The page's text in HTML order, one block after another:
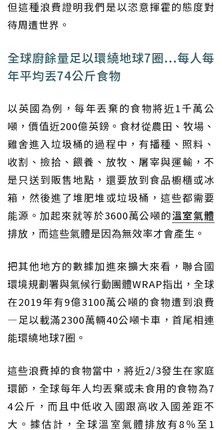
但這種浪費證明我們是以恣意揮霍的態度對
待周遭世界。
全球廚餘量足以環繞地球7圈...每人每
年平均丟74公斤食物
以英國為例，每年丟棄的食物將近1千萬公
噸，價值近200億英鎊。食材從農田、牧場、
雞舍進入垃圾桶的過程中，有播種、照料、
收割、撿拾、餵養、放牧、屠宰與運輸，不
是只送到販售地點，還要放到食品櫥櫃或冰
箱，然後進了堆肥堆或垃圾桶，這些都需要
能源。加起來就等於3600萬公噸的溫室氣體
排放，而這些氣體是因為無效率才會產生。
把其他地方的數據加進來擴大來看，聯合國
環境規劃署與氣候行動團體WRAP指出，全球
在2019年有9億3100萬公噸的食物遭到浪費
―足以載滿2300萬輛40公噸卡車，首尾相連
能環繞地球7圈。
這些浪費掉的食物當中，將近2/3發生在家庭
環節，全球每年人均丟棄或未食用的食物為7
4公斤，而且中低收入國跟高收入國差距不
大。據估計，全球溫室氣體排放有8％至1